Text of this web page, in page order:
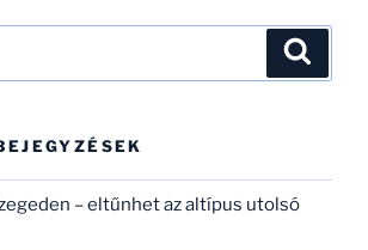
– eltűnhet az altípus utolsó